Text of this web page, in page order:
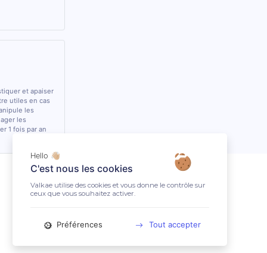
et apaiser
utiles en cas
les
les
1 fois par an
Hello 👋🏼
C'est nous les cookies
Valkae utilise des cookies et vous donne le contrôle sur
ceux que vous souhaitez activer.
Préférences Tout accepter